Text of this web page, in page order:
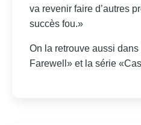
va revenir faire d’autres
succès fou.»
On la retrouve aussi
Farewell» et la série